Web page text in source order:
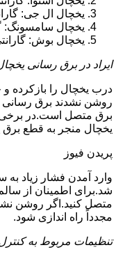
یخچال ال جی:
یخچال سامسونگ:
یخچال بوش:
ایراد در برق رسانی
درب یخچال را بازکرده
روشن نشدند برق رسانی
برق متصل است.در برخی
یخچال منجر به قطع
پریدن فیوز
وارد آمدن فشار زیاد به
شد.برای اطمینان از
متصل کنید.اگر روشن
مجدداً راه اندازی شود.
تنظیمات مربوط به